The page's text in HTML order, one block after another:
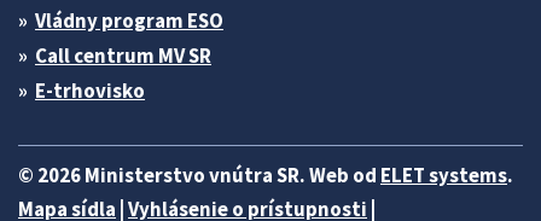
Vládny program ESO
Call centrum MV SR
E-trhovisko
© 2026 Ministerstvo vnútra SR. Web od ELET systems.
Mapa sídla Vyhlásenie o prístupnosti